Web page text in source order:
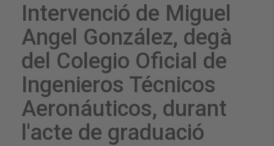
Intervenció de Miguel
Angel González, degà
del Colegio Oficial de
Ingenieros Técnicos
Aeronáuticos, durant
l'acte de graduació